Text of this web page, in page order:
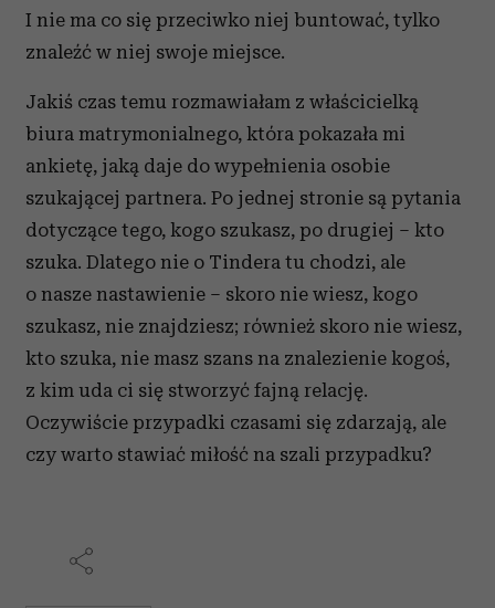
I nie ma co się przeciwko niej buntować, tylko
znaleźć w niej swoje miejsce.
Jakiś czas temu rozmawiałam z właścicielką
biura matrymonialnego, która pokazała mi
ankietę, jaką daje do wypełnienia osobie
szukającej partnera. Po jednej stronie są pytania
dotyczące tego, kogo szukasz, po drugiej – kto
szuka. Dlatego nie o Tindera tu chodzi, ale
o nasze nastawienie – skoro nie wiesz, kogo
szukasz, nie znajdziesz; również skoro nie wiesz,
kto szuka, nie masz szans na znalezienie kogoś,
z kim uda ci się stworzyć fajną relację.
Oczywiście przypadki czasami się zdarzają, ale
czy warto stawiać miłość na szali przypadku?